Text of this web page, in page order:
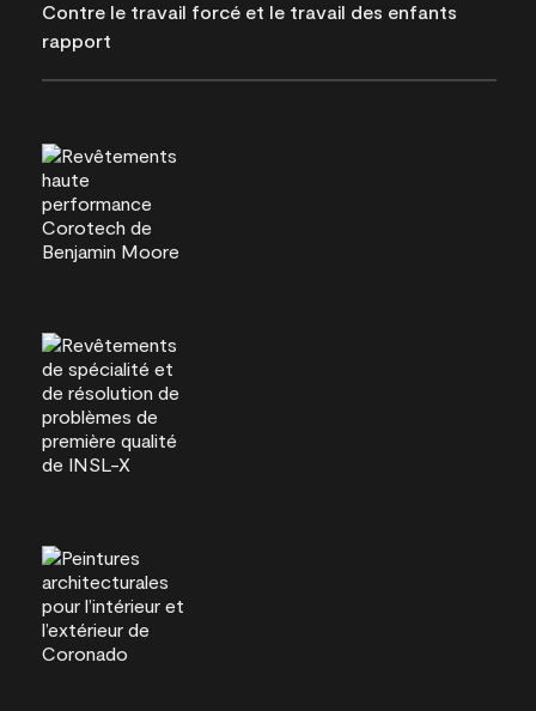
Contre le travail forcé et le travail des enfants
rapport